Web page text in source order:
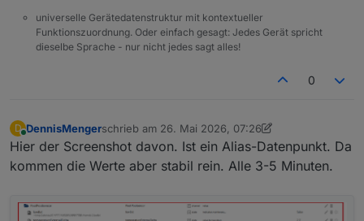
universelle Gerätedatenstruktur mit kontextueller
Funktionszuordnung. Oder einfach gesagt: Jedes Gerät spricht
dieselbe Sprache - nur nicht jedes sagt alles!
0
D
Online
DennisMengerschrieb am 26. Mai 2026, 07:26
zuletzt editiert von DennisMenger
Hier der Screenshot davon. Ist ein Alias-Datenpunkt. Da
kommen die Werte aber stabil rein. Alle 3-5 Minuten.